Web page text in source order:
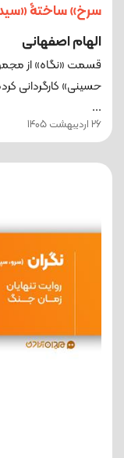
سرخ» ساختۀ
الهام اصفهانی
قسمت «نگاه» از
حسینی» کارگردانی
...
26 اردیبهشت 1405